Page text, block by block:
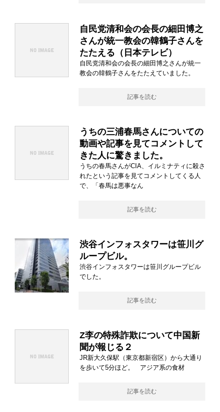
自民党清和会の会長の細田博之
さんが統一教会の韓鶴子さんを
たたえる（日本テレビ）
自民党清和会の会長の細田博之さんが統一
教会の韓鶴子さんをたたえていました。
記事を読む
うちの三浦春馬さんについての
動画や記事を見てコメントして
きた人に驚きました。
うちの春馬さんがCIA、イルミナティに殺さ
れたという記事を見てコメントしてくる人
で、「春馬は悪事なん
記事を読む
渋谷インフォスタワーは笹川グ
ループビル。
渋谷インフォスタワーは笹川グループビル
でした。
記事を読む
Z李の特殊詐欺について中国新
聞が報じる２
JR新大久保駅（東京都新宿区）から大通り
を歩いて5分ほど。 アジア系の食材
記事を読む